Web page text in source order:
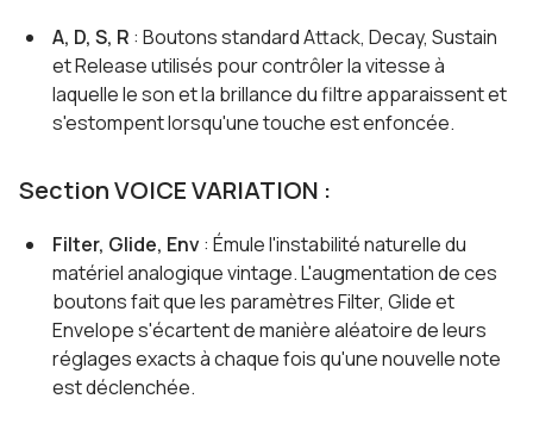
A, D, S, R : Boutons standard Attack, Decay, Sustain
et Release utilisés pour contrôler la vitesse à
laquelle le son et la brillance du filtre apparaissent et
s'estompent lorsqu'une touche est enfoncée.
Section VOICE VARIATION :
Filter, Glide, Env: Émule l'instabilité naturelle du
matériel analogique vintage. L'augmentation de ces
boutons fait que les paramètres Filter, Glide et
Envelope s'écartent de manière aléatoire de leurs
réglages exacts à chaque fois qu'une nouvelle note
est déclenchée.